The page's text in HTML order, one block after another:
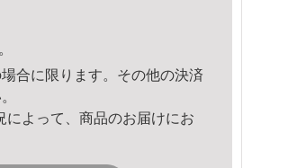
合に限ります。その他の決済
よって、商品のお届けにお